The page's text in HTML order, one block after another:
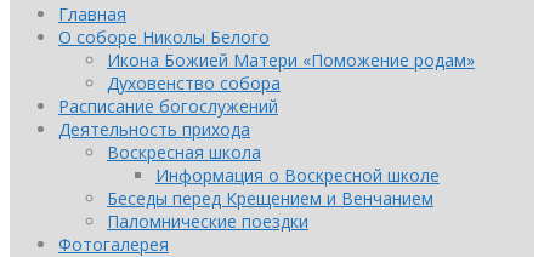
Главная
О соборе Николы Белого
Икона Божией Матери «Поможение родам»
Духовенство собора
Расписание богослужений
Деятельность прихода
Воскресная школа
Информация о Воскресной школе
Беседы перед Крещением и Венчанием
Паломнические поездки
Фотогалерея